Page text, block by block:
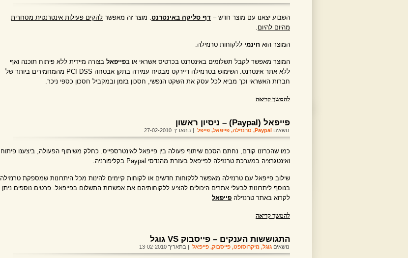
השבוע יצאנו עם מוצר חדש – דף סליקה באינטרנט. מוצר זה מאפשר להקים פעילות אינטרנטית מסחרית
מהיום להיום.
המוצר הוא חינמי ללקוחות טרנזילה.
המוצר מאפשר לקבל תשלומים באינטרנט בכרטיס אשראי או בפייפאל בצורה מיידית ללא פיתוח תוכנה ואף
ללא אתר אינטרנט. השימוש בטרנזילה דיירקט מבטיח עמידה בתקן אבטחה PCI DSS מהמחמירים ביותר של
חברות האשראי וכך מביא לכל עסק את השקט הנפשי, חסכון בזמן ובמקביל חסכון כספי ניכר.
להמשך קריאה
פייפאל (Paypal) – ניסיון ראשון
נושאים Paypal
, טרנזילה, פייפאל, פייפל | בתאריך 27-02-2010
כמו שהכרזנו קודם, נחתם הסכם שיתוף פעולה בין פייפאל לאינטרספייס. כחלק משיתוף הפעולה, ביצענו פיתוח
ואינטגרציה במערכת טרנזילה לפייפאל בעזרת מהנדסי Paypal בקליפורניה.
שילוב פייפאל עם טרנזילה מאפשר ללקוחות חדשים או לקוחות קיימים להינות מכל היתרונות שמספקת טרנזילה
בנוסף ליתרונות לבעלי אתרים היכולים להציע ללקוחותיהם את אפשרות התשלום בפייפאל. פרטים נוספים ניתן
לקרוא באתר טרנזילה פייפאל
להמשך קריאה
התגוששות הענקים – פייסבוק VS גוגל
נושאים גוגל, מיקרוסופט, פייסבוק, פייפאל | בתאריך 13-02-2010